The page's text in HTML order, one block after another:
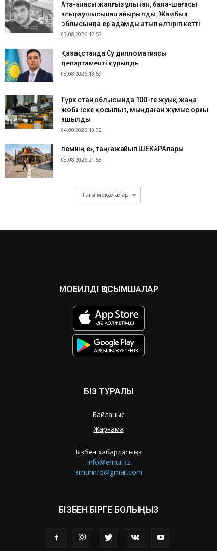
Ата-анасы жалғыз ұлынан, бала-шағасы
асыраушысынан айырылды: Жамбыл
облысында ер адамды атып өлтіріп кетті
03.08.2026 12:53
Қазақстанда Су дипломатиясы
департаменті құрылды
03.08.2026 18:59
Түркістан облысында 100-ге жуық жаңа
жоба іске қосылып, мыңдаған жұмыс орны
ашылды
04.08.2026 13:02
​Әлемнің ең таңғажайып ШЕКАРАлары
03.08.2026 21:53
Тағы мақалалар
МОБИЛДІ ҚОСЫМШАЛАР
БІЗ ТУРАЛЫ
Байланыс
Жарнама
Бізбен хабарласыңыз
info@ernur.kz
ernurinfo@gmail.com
БІЗБЕН БІРГЕ БОЛЫҢЫЗ